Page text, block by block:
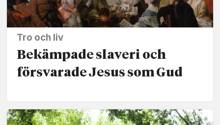
Tro och liv
Bekämpade slaveri och
försvarade Jesus som Gud